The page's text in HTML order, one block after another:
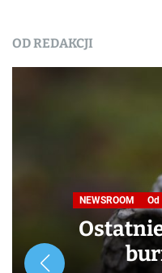
OD REDAKCJI
NEWSROOM Od